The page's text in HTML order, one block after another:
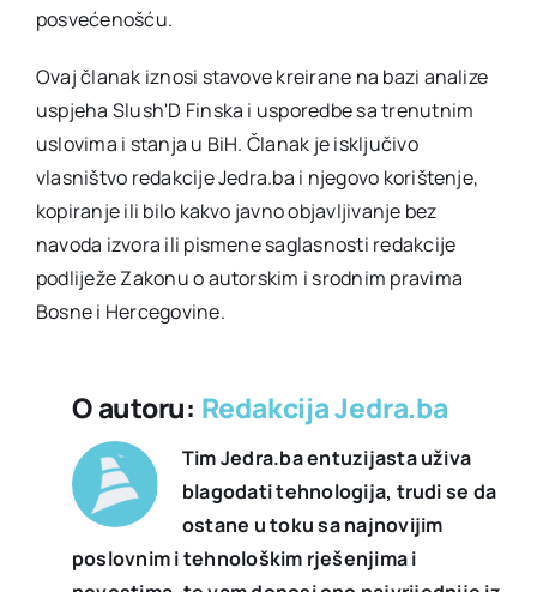
posvećenošću.
Ovaj članak iznosi stavove kreirane na bazi analize
uspjeha Slush'D Finska i usporedbe sa trenutnim
uslovima i stanja u BiH. Članak je isključivo
vlasništvo redakcije Jedra.ba i njegovo korištenje,
kopiranje ili bilo kakvo javno objavljivanje bez
navoda izvora ili pismene saglasnosti redakcije
podliježe Zakonu o autorskim i srodnim pravima
Bosne i Hercegovine.
O autoru: Redakcija Jedra.ba
Tim Jedra.ba entuzijasta uživa
blagodati tehnologija, trudi se da
ostane u toku sa najnovijim
poslovnim i tehnološkim rješenjima i